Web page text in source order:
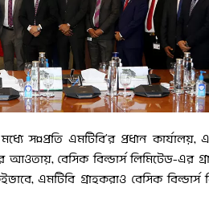
স¤প্রতি এমটিবি’র প্রধান কার্যালয়,
বেসিক বিল্ডার্স লিমিটেড-এর
এমটিবি গ্রাহকরাও বেসিক বিল্ডার্স